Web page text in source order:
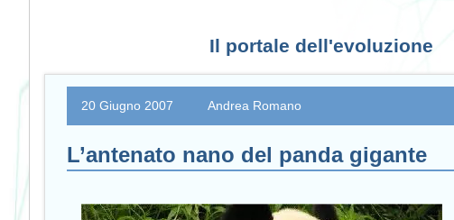
Il portale dell'evoluzione
20 Giugno 2007 Andrea Romano
L’antenato nano del panda gigante